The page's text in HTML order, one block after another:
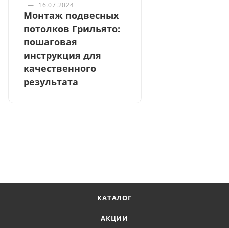
— 16.07.2024
Монтаж подвесных
потолков Грильято:
пошаговая
инструкция для
качественного
результата
КАТАЛОГ
АКЦИИ